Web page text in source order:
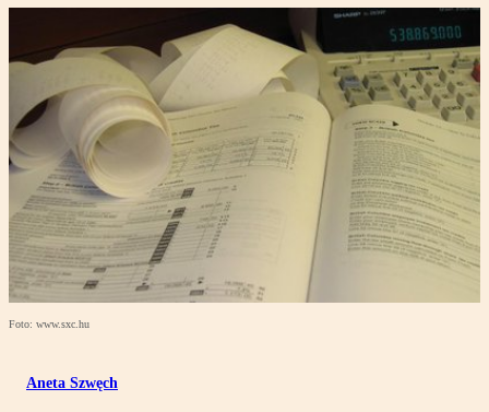
Foto: www.sxc.hu
Aneta Szwęch